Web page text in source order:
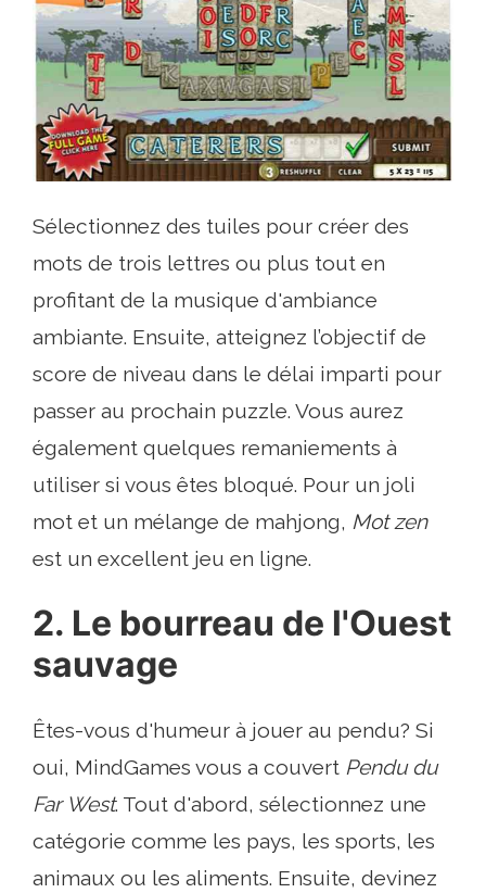
Sélectionnez des tuiles pour créer des
mots de trois lettres ou plus tout en
profitant de la musique d'ambiance
ambiante. Ensuite, atteignez l’objectif de
score de niveau dans le délai imparti pour
passer au prochain puzzle. Vous aurez
également quelques remaniements à
utiliser si vous êtes bloqué. Pour un joli
mot et un mélange de mahjong, Mot zen
est un excellent jeu en ligne.
2. Le bourreau de l'Ouest
sauvage
Êtes-vous d'humeur à jouer au pendu? Si
oui, MindGames vous a couvert Pendu du
Far West. Tout d'abord, sélectionnez une
catégorie comme les pays, les sports, les
animaux ou les aliments. Ensuite, devinez